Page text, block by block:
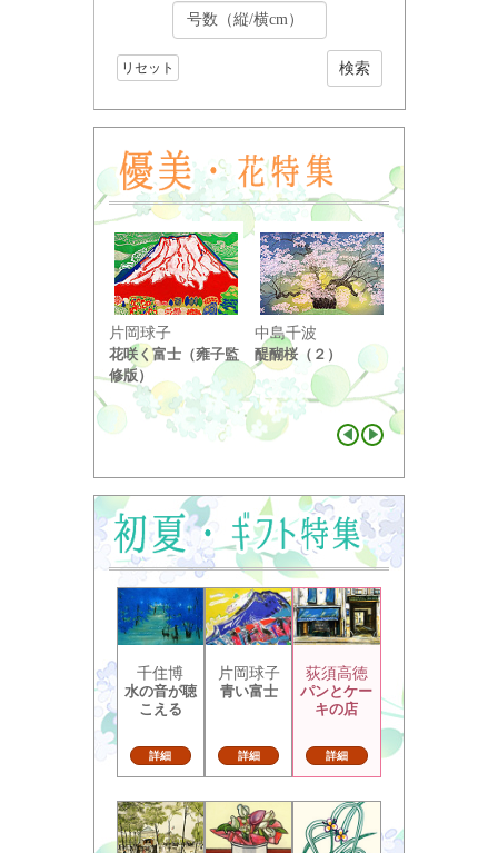
リセット
片岡球子
花咲く富士（雍子監
修版）
中島千波
醍醐桜（２）
り ...
千住博
水の音が聴
こえる
詳細
片岡球子
青い富士
詳細
荻須高徳
パンとケー
キの店
詳細